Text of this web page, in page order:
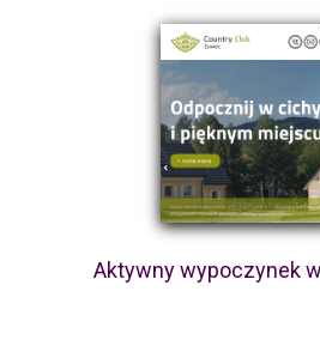
Aktywny wypoczynek